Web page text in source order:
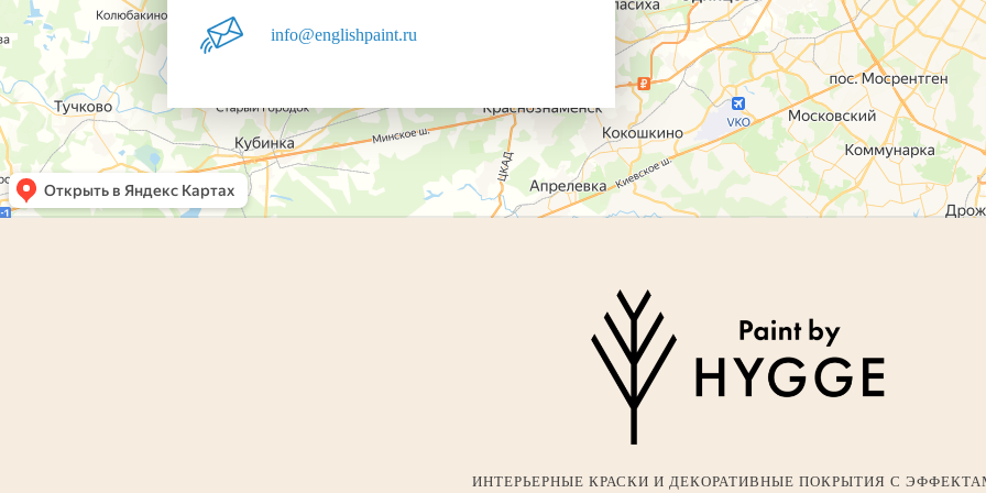
info@englishpaint.ru
ИНТЕРЬЕРНЫЕ КРАСКИ И ДЕКОРАТИВНЫЕ ПОКРЫТИЯ С